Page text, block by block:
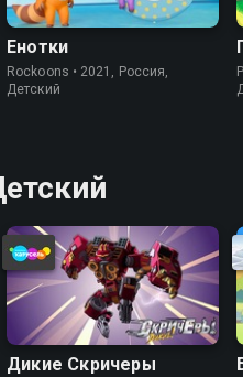
Енотки
Rockoons • 2021, Россия,
Детский
Дикие Скричеры